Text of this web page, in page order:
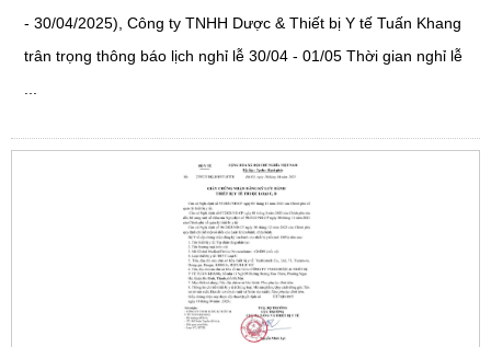
- 30/04/2025), Công ty TNHH Dược & Thiết bị Y tế Tuấn Khang
trân trọng thông báo lịch nghỉ lễ 30/04 - 01/05 Thời gian nghỉ lễ